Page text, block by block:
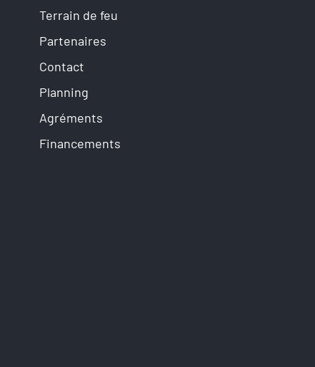
Terrain de feu
Partenaires
Contact
Planning
Agréments
Financements